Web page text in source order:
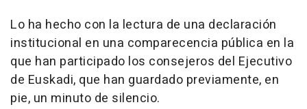
Lo ha hecho con la lectura de una declaración
institucional en una comparecencia pública en la
que han participado los consejeros del Ejecutivo
de Euskadi, que han guardado previamente, en
pie, un minuto de silencio.